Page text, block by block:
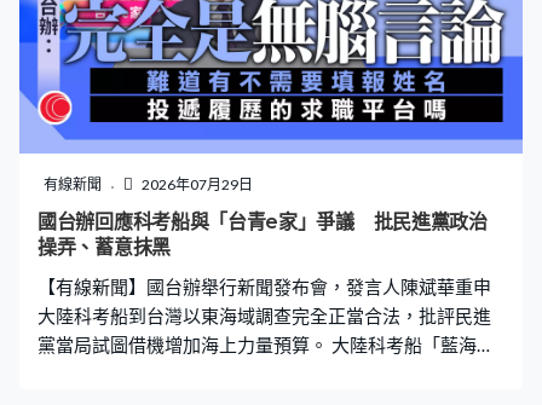
有線新聞 2026年07月29日
國台辦回應科考船與「台青e家」爭議 批民進黨政治
操弄、蓄意抹黑
【有線新聞】國台辦舉行新聞發布會，發言人陳斌華重申
大陸科考船到台灣以東海域調查完全正當合法，批評民進
黨當局試圖借機增加海上力量預算。 大陸科考船「藍海